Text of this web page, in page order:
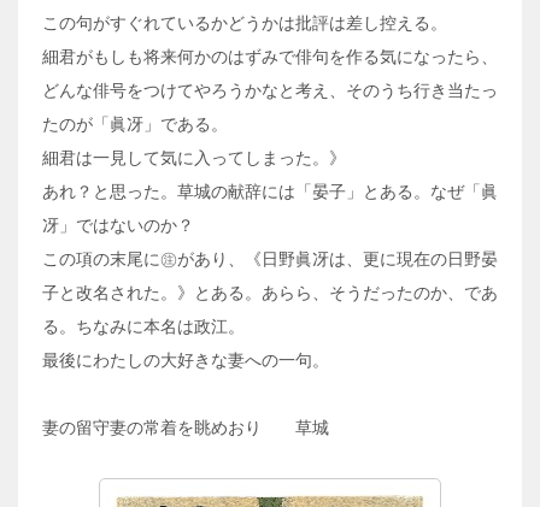
この句がすぐれているかどうかは批評は差し控える。
細君がもしも将来何かのはずみで俳句を作る気になったら、
どんな俳号をつけてやろうかなと考え、そのうち行き当たっ
たのが「眞冴」である。
細君は一見して気に入ってしまった。》
あれ？と思った。草城の献辞には「晏子」とある。なぜ「眞
冴」ではないのか？
この項の末尾に㊟があり、《日野眞冴は、更に現在の日野晏
子と改名された。》とある。あらら、そうだったのか、であ
る。ちなみに本名は政江。
最後にわたしの大好きな妻への一句。
妻の留守妻の常着を眺めおり 草城